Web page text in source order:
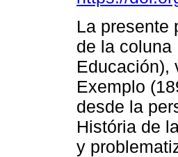
La presente
de la coluna
Educación),
Exemplo
desde la
História de
y